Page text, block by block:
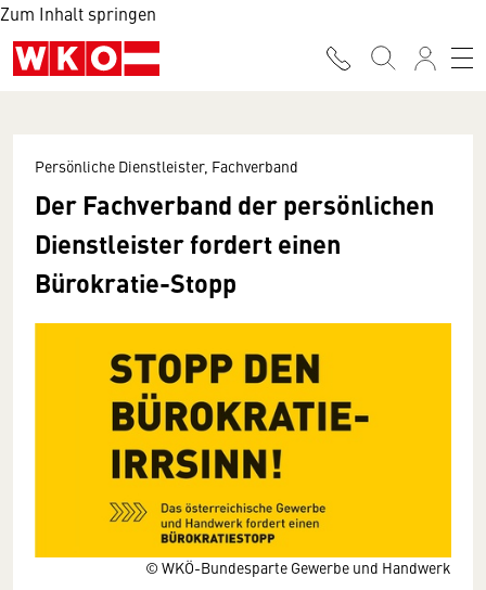
Zum Inhalt springen
© WKÖ-Bundesparte Gewerbe und Handwerk
Persönliche Dienstleister, Fachverband
Der Fachverband der persönlichen
Dienstleister fordert einen
Bürokratie-Stopp